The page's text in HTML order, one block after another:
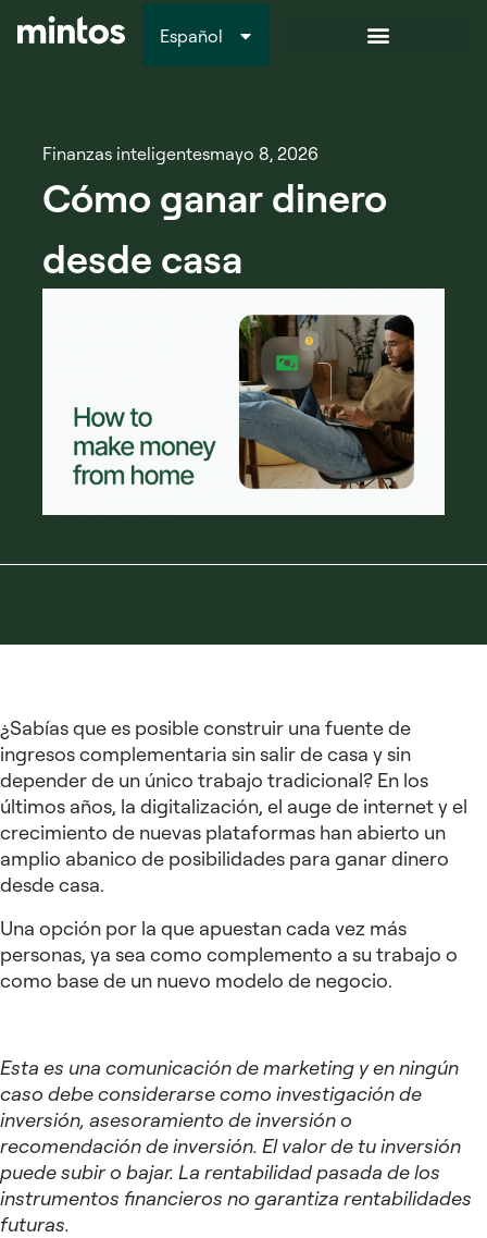
Español
Italiano
Finanzas inteligentesmayo 8, 2026
Cómo ganar dinero
desde casa
¿Sabías que es posible construir una fuente de
ingresos complementaria sin salir de casa y sin
depender de un único trabajo tradicional? En los
últimos años, la digitalización, el auge de internet y el
crecimiento de nuevas plataformas han abierto un
amplio abanico de posibilidades para ganar dinero
desde casa.
Una opción por la que apuestan cada vez más
personas, ya sea como complemento a su trabajo o
como base de un nuevo modelo de negocio.
Esta es una comunicación de marketing y en ningún
caso debe considerarse como investigación de
inversión, asesoramiento de inversión o
recomendación de inversión. El valor de tu inversión
puede subir o bajar. La rentabilidad pasada de los
instrumentos financieros no garantiza rentabilidades
futuras.